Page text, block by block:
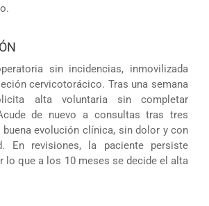
sin incidencias, inmovilizada
cervicotorácico. Tras una semana
alta voluntaria sin completar
de nuevo a consultas tras tres
buena evolución clínica, sin dolor y con
En revisiones, la paciente persiste
lo que a los 10 meses se decide el alta